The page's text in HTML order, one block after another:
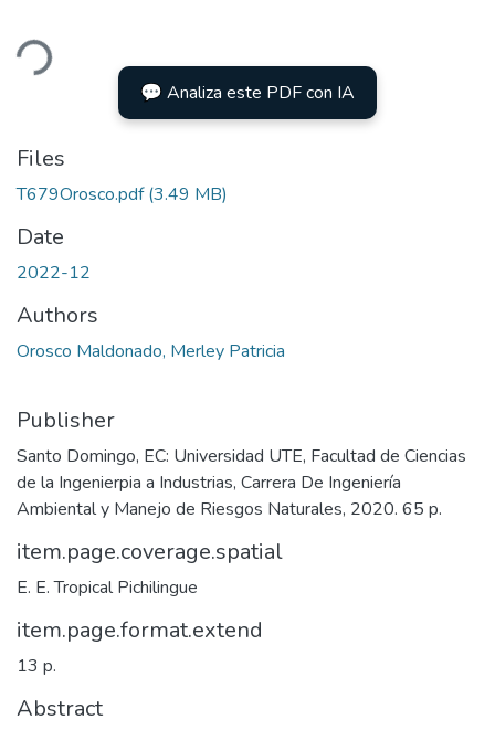
💬 Analiza este PDF con IA
Files
T679Orosco.pdf(3.49 MB)
Date
2022-12
Authors
Orosco Maldonado, Merley Patricia
Publisher
Santo Domingo, EC: Universidad UTE, Facultad de Ciencias
de la Ingenierpia a Industrias, Carrera De Ingeniería
Ambiental y Manejo de Riesgos Naturales, 2020. 65 p.
item.page.coverage.spatial
E. E. Tropical Pichilingue
item.page.format.extend
13 p.
Abstract